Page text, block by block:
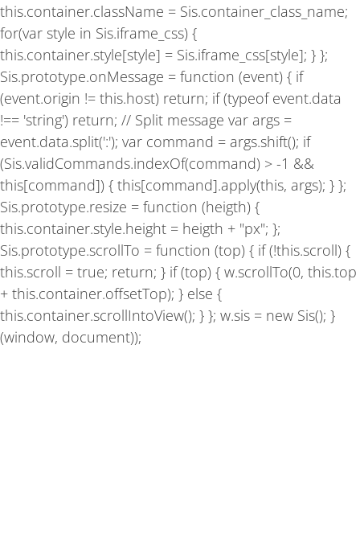
this.container.className = Sis.container_class_name;
for(var style in Sis.iframe_css) {
this.container.style[style] = Sis.iframe_css[style]; } };
Sis.prototype.onMessage = function (event) { if
(event.origin != this.host) return; if (typeof event.data
!== 'string') return; // Split message var args =
event.data.split(':'); var command = args.shift(); if
(Sis.validCommands.indexOf(command) > -1 &&
this[command]) { this[command].apply(this, args); } };
Sis.prototype.resize = function (heigth) {
this.container.style.height = heigth + "px"; };
Sis.prototype.scrollTo = function (top) { if (!this.scroll) {
this.scroll = true; return; } if (top) { w.scrollTo(0, this.top
+ this.container.offsetTop); } else {
this.container.scrollIntoView(); } }; w.sis = new Sis(); }
(window, document));